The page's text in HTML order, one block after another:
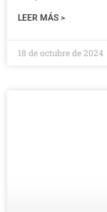
LEER MÁS >
18 de octubre de 2024